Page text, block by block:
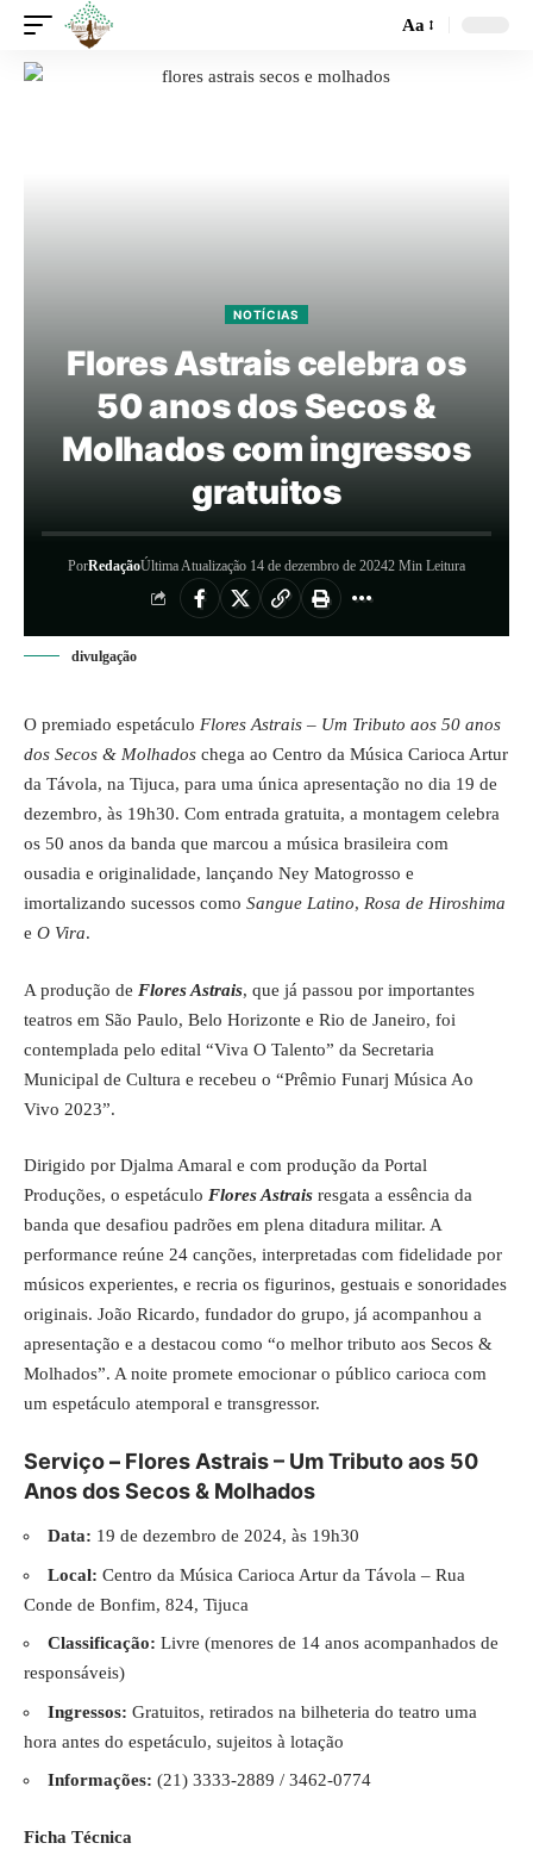
Aa
NOTÍCIAS
Flores Astrais celebra os
50 anos dos Secos &
Molhados com ingressos
gratuitos
PorRedaçãoÚltima Atualização 14 de dezembro de 20242 Min Leitura
divulgação
O premiado espetáculo Flores Astrais – Um Tributo aos 50 anos
dos Secos & Molhados chega ao Centro da Música Carioca Artur
da Távola, na Tijuca, para uma única apresentação no dia 19 de
dezembro, às 19h30. Com entrada gratuita, a montagem celebra
os 50 anos da banda que marcou a música brasileira com
ousadia e originalidade, lançando Ney Matogrosso e
imortalizando sucessos como Sangue Latino, Rosa de Hiroshima
e O Vira.
A produção de Flores Astrais, que já passou por importantes
teatros em São Paulo, Belo Horizonte e Rio de Janeiro, foi
contemplada pelo edital “Viva O Talento” da Secretaria
Municipal de Cultura e recebeu o “Prêmio Funarj Música Ao
Vivo 2023”.
Dirigido por Djalma Amaral e com produção da Portal
Produções, o espetáculo Flores Astrais resgata a essência da
banda que desafiou padrões em plena ditadura militar. A
performance reúne 24 canções, interpretadas com fidelidade por
músicos experientes, e recria os figurinos, gestuais e sonoridades
originais. João Ricardo, fundador do grupo, já acompanhou a
apresentação e a destacou como “o melhor tributo aos Secos &
Molhados”. A noite promete emocionar o público carioca com
um espetáculo atemporal e transgressor.
Serviço– Flores Astrais – Um Tributo aos 50
Anos dos Secos & Molhados
Data: 19 de dezembro de 2024, às 19h30
Local: Centro da Música Carioca Artur da Távola – Rua
Conde de Bonfim, 824, Tijuca
Classificação: Livre (menores de 14 anos acompanhados de
responsáveis)
Ingressos: Gratuitos, retirados na bilheteria do teatro uma
hora antes do espetáculo, sujeitos à lotação
Informações: (21) 3333-2889 / 3462-0774
Ficha Técnica